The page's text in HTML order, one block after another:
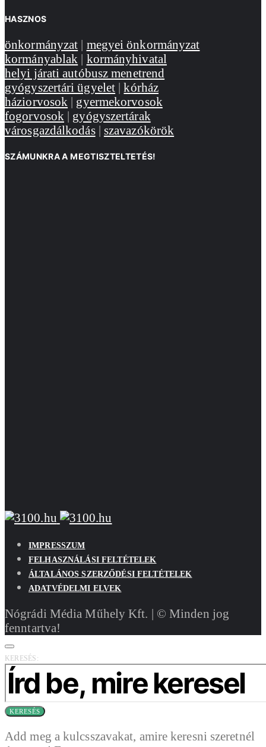
HASZNOS
önkormányzat | megyei önkormányzat
kormányablak | kormányhivatal
helyi járati autóbusz menetrend
gyógyszertári ügyelet |kórház
háziorvosok | gyermekorvosok
fogorvosok | gyógyszertárak
városgazdálkodás| szavazókörök
SZÁMUNKRA A MEGTISZTELTETÉS!
IMPRESSZUM
FELHASZNÁLÁSI FELTÉTELEK
ÁLTALÁNOS SZERZŐDÉSI FELTÉTELEK
ADATVÉDELMI ELVEK
Nógrádi Média Műhely Kft. | © Minden jog
fenntartva!
KERESÉS:
KERESÉS
Add meg a kulcsszavakat, amire keresni szeretnél